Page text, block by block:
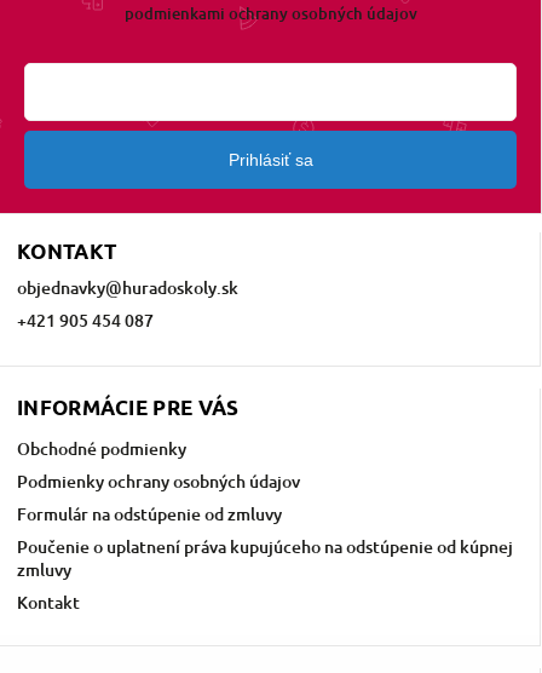
KONTAKT
objednavky@huradoskoly.sk
+421 905 454 087
INFORMÁCIE PRE VÁS
Obchodné podmienky
Podmienky ochrany osobných údajov
Formulár na odstúpenie od zmluvy
Poučenie o uplatnení práva kupujúceho na odstúpenie od kúpnej
zmluvy
Kontakt
podmienkami ochrany osobných údajov
Prihlásiť sa